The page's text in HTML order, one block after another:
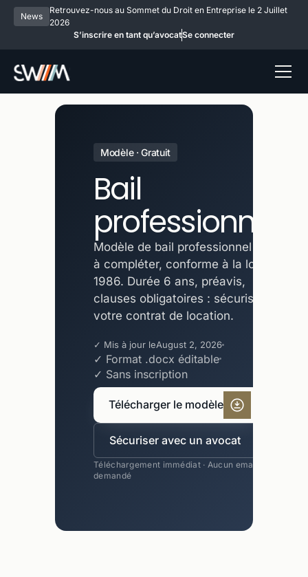
News
Retrouvez-nous au Sommet du Droit en Entreprise le 2 Juillet
2026
S’inscrire en tant qu’avocatSe connecter
Modèle · Gratuit
Bail
professionnel
Modèle de bail professionnel prêt
à compléter, conforme à la loi de
1986. Durée 6 ans, préavis,
clauses obligatoires : sécurisez
votre contrat de location.
✓ Mis à jour leAugust 2, 2026
✓ Format .docx éditable
✓ Sans inscription
Télécharger le modèle
Sécuriser avec un avocat
Téléchargement immédiat · Aucun email
demandé